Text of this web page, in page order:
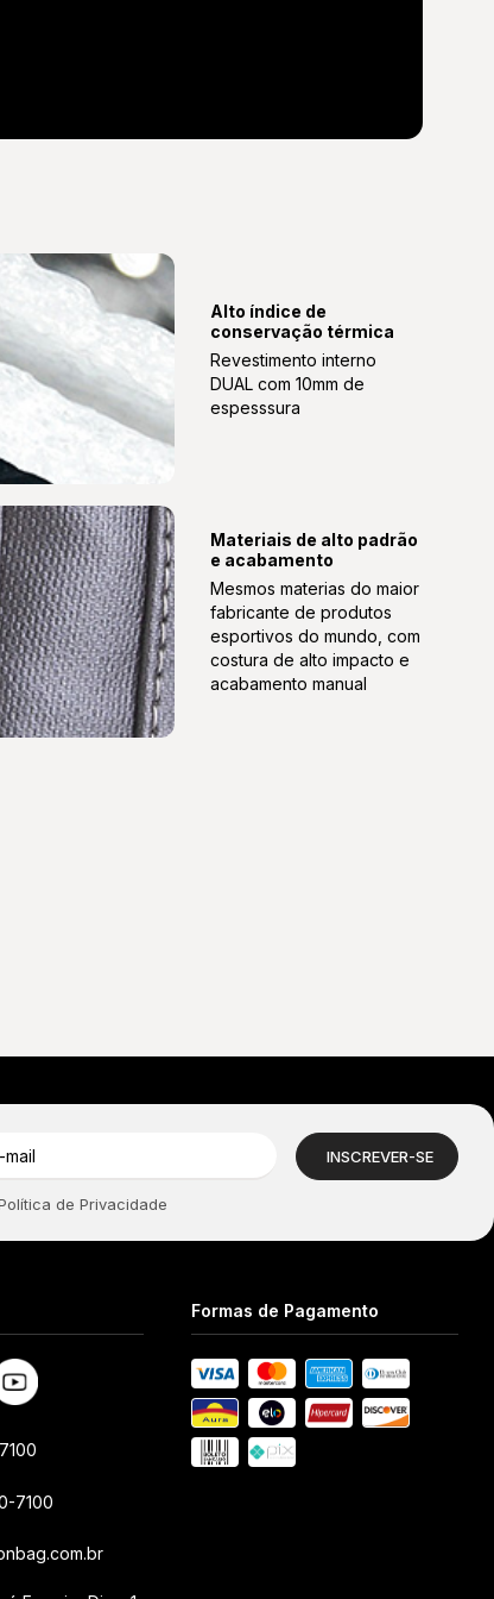
Alto índice de
conservação térmica
Revestimento interno
DUAL com 10mm de
espesssura
Materiais de alto padrão
e acabamento
Mesmos materias do maior
fabricante de produtos
esportivos do mundo, com
costura de alto impacto e
acabamento manual
de Privacidade
7100
Formas de Pagamento